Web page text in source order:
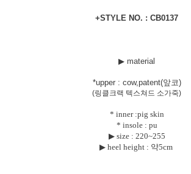
+STYLE NO. : CB0137
▶ material
*upper : cow,patent(앞코)
(링클크랙 텍스쳐드 소가죽)
* inner :pig skin
* insole : pu
▶ size : 220~255
▶ heel height : 약5cm